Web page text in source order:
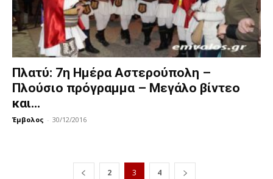
Πλατύ: 7η Ημέρα Αστερούπολη –
Πλούσιο πρόγραμμα – Μεγάλο βίντεο
και...
Έμβολος - 30/12/2016
2 3 4